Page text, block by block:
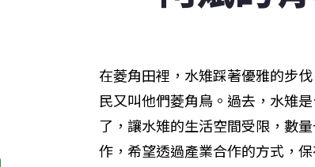
在菱角田裡，水雉踩著優雅的步
民又叫他們菱角鳥。過去，水雉
了，讓水雉的生活空間受限，數
作，希望透過產業合作的方式，